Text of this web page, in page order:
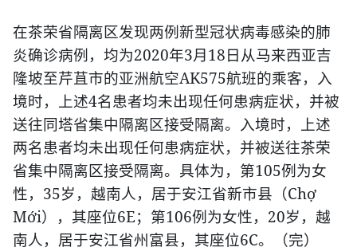
在茶荣省隔离区发现两例新型冠状病毒感染的肺
炎确诊病例，均为2020年3月 18 日从马来西亚吉
隆坡至芹苴市的亚洲航空AK575航班的乘客，入
境时，上述4名患者均未出现任何患病症状，并被
送往同塔省集中隔离区接受隔离。入境时，上述
两名患者均未出现任何患病症状，并被送往茶荣
省集中隔离区接受隔离。具体为，第105例为女
性， 35岁，越南人，居于安江省新市县（Chợ
Mới），其座位6E；第106例为女性， 20岁，越
南人，居于安江省州富县，其座位6C。（完）